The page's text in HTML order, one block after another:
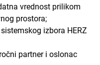
vrednost prilikom
prostora;
izbora HERZ
partner i oslonac